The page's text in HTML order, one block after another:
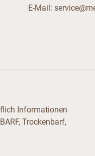
E-Mail:
Informationen
Trockenbarf,